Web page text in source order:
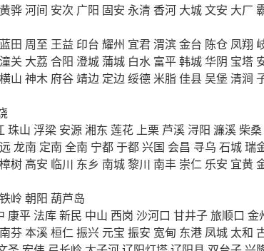
黄骅河间 安次 广阳 固安 永清 香河 大城文安 大厂
蓝田 周至 王益 印台 耀州 宜君渭滨金台 陈仓 凤翔
潼关 大荔 合阳 澄城蒲城 白水 富平韩城华阴 宝塔
横山 神木 府谷靖边 定边绥德 米脂佳县吴堡 清涧
珠山 浮梁 安源湘东 莲花 上栗 芦溪 浔阳 濂溪柴桑
龙南 定南 全南 宁都于都兴国 会昌 寻乌 石城瑞
樟树 高安 临川 东乡 南城黎川 南丰 崇仁 乐安 宜黄
铁岭 朝阳 葫芦岛
康平 法库新民 中山 西岗 沙河口 甘井子旅顺口 金
南芬 本溪桓仁振兴 元宝 振安 宽甸 东港 凤城 太和